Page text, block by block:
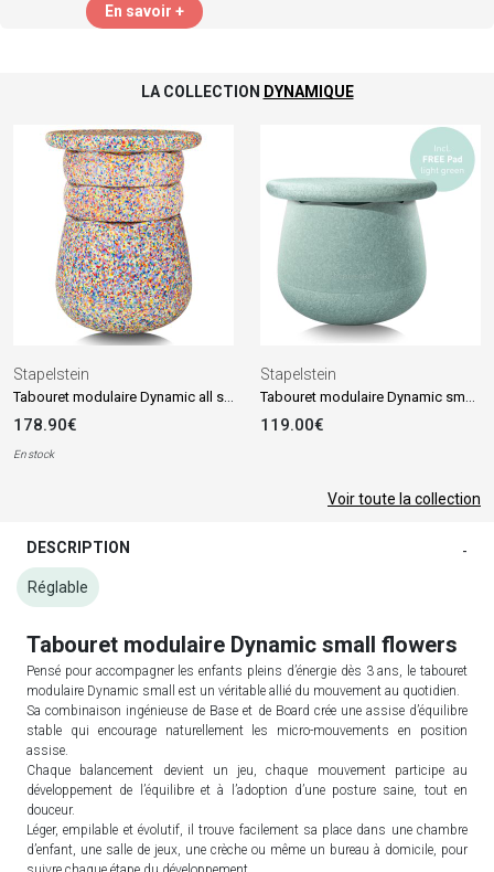
En savoir +
LA COLLECTION DYNAMIQUE
Stapelstein
178.90€
En stock
Stapelstein
119.00€
Voir toute la collection
DESCRIPTION -
Réglable
Tabouret modulaire Dynamic small flowers
Pensé pour accompagner les enfants pleins d’énergie dès 3 ans, le tabouret
modulaire Dynamic small est un véritable allié du mouvement au quotidien.
Sa combinaison ingénieuse de Base et de Board crée une assise d’équilibre
stable qui encourage naturellement les micro-mouvements en position
assise.
Chaque balancement devient un jeu, chaque mouvement participe au
développement de l’équilibre et à l’adoption d’une posture saine, tout en
douceur.
Léger, empilable et évolutif, il trouve facilement sa place dans une chambre
d’enfant, une salle de jeux, une crèche ou même un bureau à domicile, pour